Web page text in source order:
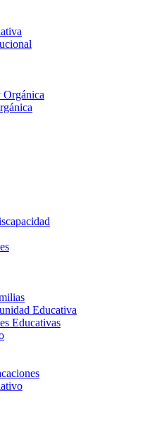
Orgánica
Educativa
Educativas